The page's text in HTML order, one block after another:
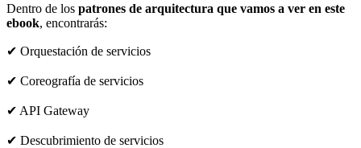
Dentro de los patrones de arquitectura que vamos a ver en este
ebook, encontrarás:
✔︎ Orquestación de servicios
✔︎ Coreografía de servicios
✔︎ API Gateway
✔︎ Descubrimiento de servicios